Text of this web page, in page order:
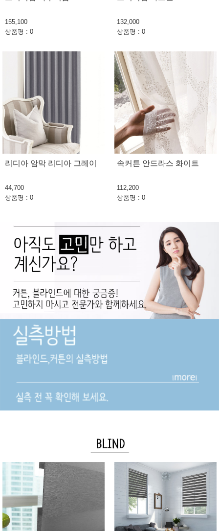
155,100
상품평 : 0
132,000
상품평 : 0
리디아 암막 리디아 그레이
44,700
상품평 : 0
속커튼 안드라스 화이트
112,200
상품평 : 0